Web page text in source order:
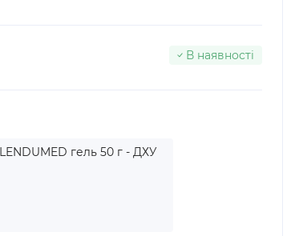
В наявності
гель 50 г - ДХУ